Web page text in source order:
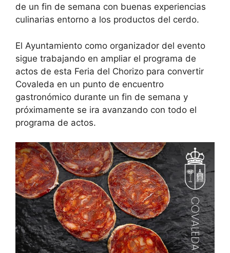
de un fin de semana con buenas experiencias
culinarias entorno a los productos del cerdo.
El Ayuntamiento como organizador del evento
sigue trabajando en ampliar el programa de
actos de esta Feria del Chorizo para convertir
Covaleda en un punto de encuentro
gastronómico durante un fin de semana y
próximamente se ira avanzando con todo el
programa de actos.